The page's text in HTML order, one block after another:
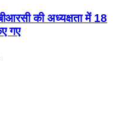
की अध्यक्षता में 18
गए